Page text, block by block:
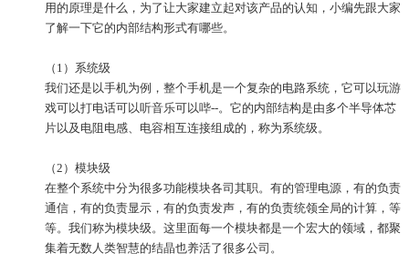
用的原理是什么，为了让大家建立起对该产品的认知，小编先跟大家
了解一下它的内部结构形式有哪些。
（1）系统级
我们还是以手机为例，整个手机是一个复杂的电路系统，它可以玩游
戏可以打电话可以听音乐可以哔--。它的内部结构是由多个半导体芯
片以及电阻电感、电容相互连接组成的，称为系统级。
（2）模块级
在整个系统中分为很多功能模块各司其职。有的管理电源，有的负责
通信，有的负责显示，有的负责发声，有的负责统领全局的计算，等
等。我们称为模块级。这里面每一个模块都是一个宏大的领域，都聚
集着无数人类智慧的结晶也养活了很多公司。